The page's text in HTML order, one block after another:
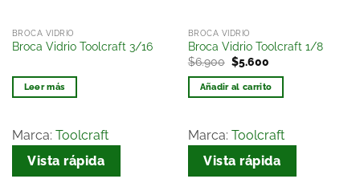
BROCA VIDRIO
Broca Vidrio Toolcraft 3/16
Leer más
Marca: Toolcraft
Vista rápida
BROCA VIDRIO
Broca Vidrio Toolcraft 1/8
$6.900 $5.600
Añadir al carrito
Marca: Toolcraft
Vista rápida